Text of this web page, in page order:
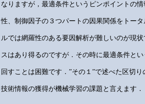
なりますが，最適条件というピンポイントの
性、制御因子の３つパートの因果関係をトー
ルでは網羅性のある要因解析が難しいのが現
スはあり得るのですが．その時に最適条件と
回すことは困難です．”その１”で述べた区切
技術情報の獲得が機械学習の課題と言えます．